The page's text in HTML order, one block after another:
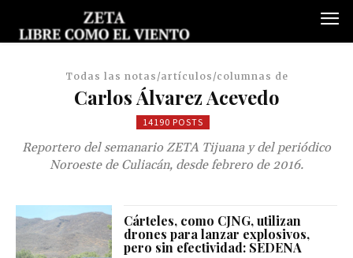
Todas las notas/artículos/columnas de
Carlos Álvarez Acevedo
14190 POSTS
Reportero del semanario ZETA Tijuana y del periódico
Noroeste de Culiacán, desde febrero de 2016.
Cárteles, como CJNG, utilizan
drones para lanzar explosivos,
pero sin efectividad: SEDENA